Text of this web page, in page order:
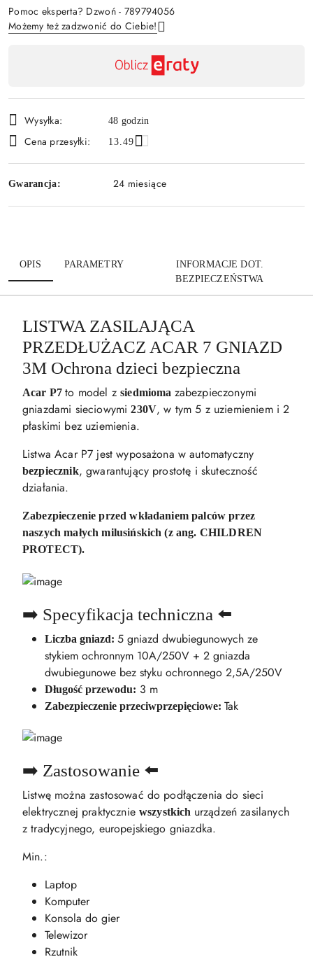
Pomoc eksperta? Dzwoń - 789794056
Możemy też zadzwonić do Ciebie!
płatność
i
dostawa
Wysyłka: 48 godzin
Cena przesyłki: 13.49
Gwarancja: 24 miesiące
OPIS PARAMETRY
INFORMACJE DOT.
BEZPIECZEŃSTWA
LISTWA ZASILAJĄCA
PRZEDŁUŻACZ ACAR 7 GNIAZD
3M Ochrona dzieci bezpieczna
Acar P7to model zsiedmioma zabezpieczonymi
gniazdami sieciowymi230V, w tym 5 z uziemieniem i 2
płaskimi bez uziemienia.
Listwa Acar P7 jest wyposażona w automatyczny
bezpiecznik, gwarantujący prostotę i skuteczność
działania.
Zabezpieczenie przed wkładaniem palców przez
naszych małych milusińskich (z ang. CHILDREN
PROTECT).
➡️ Specyfikacja techniczna ⬅️
Liczba gniazd: 5 gniazd dwubiegunowych ze
stykiem ochronnym 10A/250V + 2 gniazda
dwubiegunowe bez styku ochronnego 2,5A/250V
Długość przewodu: 3 m
Zabezpieczenie przeciwprzepięciowe: Tak
➡️ Zastosowanie ⬅️
Listwę można zastosować do podłączenia do sieci
elektrycznej praktyczniewszystkich urządzeń zasilanych
z tradycyjnego, europejskiego gniazdka.
Min.:
Laptop
Komputer
Konsola do gier
Telewizor
Rzutnik